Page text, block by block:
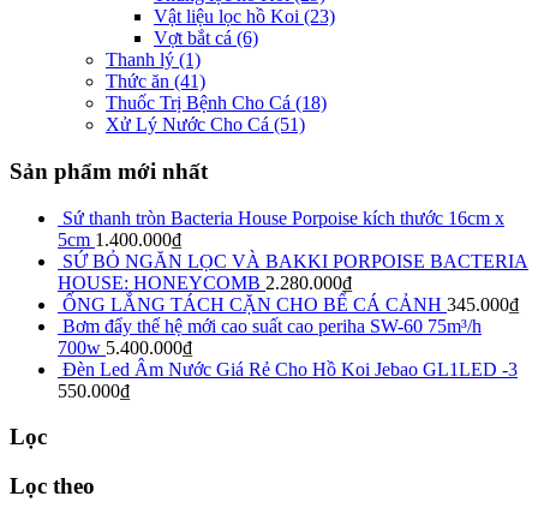
Vật liệu lọc hồ Koi (23)
Vợt bắt cá (6)
Thanh lý (1)
Thức ăn (41)
Thuốc Trị Bệnh Cho Cá (18)
Xử Lý Nước Cho Cá (51)
Sản phẩm mới nhất
Sứ thanh tròn Bacteria House Porpoise kích thước 16cm x
5cm 1.400.000₫
SỨ BỎ NGĂN LỌC VÀ BAKKI PORPOISE BACTERIA
HOUSE: HONEYCOMB 2.280.000₫
ỐNG LẮNG TÁCH CẶN CHO BỂ CÁ CẢNH 345.000₫
Bơm đẩy thế hệ mới cao suất cao periha SW-60 75m³/h
700w 5.400.000₫
Đèn Led Âm Nước Giá Rẻ Cho Hồ Koi Jebao GL1LED -3
550.000₫
Lọc
Lọc theo